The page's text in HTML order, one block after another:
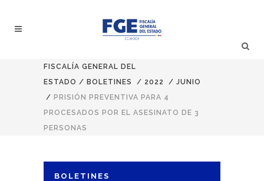
FISCALÍA GENERAL DEL
ESTADO / BOLETINES / 2022 / JUNIO
/ PRISIÓN PREVENTIVA PARA 4
PROCESADOS POR EL ASESINATO DE 3
PERSONAS
BOLETINES